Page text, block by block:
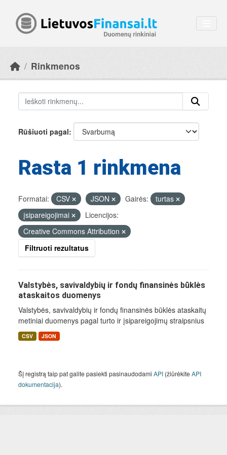
Rinkmenos
Rūšiuoti pagal
Rasta 1 rinkmena
Formatai: CSV JSON Gairės:
turtas
įsipareigojimai
Licencijos:
Creative Commons Attribution
Filtruoti rezultatus
Valstybės, savivaldybių ir fondų finansinės būklės
ataskaitos duomenys
Valstybės, savivaldybių ir fondų finansinės būklės ataskaitų
metiniai duomenys pagal turto ir įsipareigojimų straipsnius
CSV JSON
Šį registrą taip pat galite pasiekti pasinaudodami API (žiūrėkiteAPI
dokumentacija).